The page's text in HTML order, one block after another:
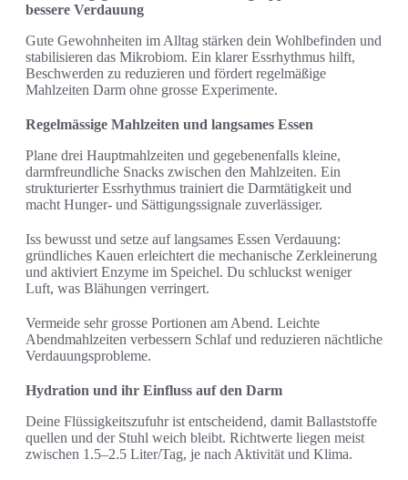
bessere Verdauung
Gute Gewohnheiten im Alltag stärken dein Wohlbefinden und
stabilisieren das Mikrobiom. Ein klarer Essrhythmus hilft,
Beschwerden zu reduzieren und fördert regelmäßige
Mahlzeiten Darm ohne grosse Experimente.
Regelmässige Mahlzeiten und langsames Essen
Plane drei Hauptmahlzeiten und gegebenenfalls kleine,
darmfreundliche Snacks zwischen den Mahlzeiten. Ein
strukturierter Essrhythmus trainiert die Darmtätigkeit und
macht Hunger- und Sättigungssignale zuverlässiger.
Iss bewusst und setze auf langsames Essen Verdauung:
gründliches Kauen erleichtert die mechanische Zerkleinerung
und aktiviert Enzyme im Speichel. Du schluckst weniger
Luft, was Blähungen verringert.
Vermeide sehr grosse Portionen am Abend. Leichte
Abendmahlzeiten verbessern Schlaf und reduzieren nächtliche
Verdauungsprobleme.
Hydration und ihr Einfluss auf den Darm
Deine Flüssigkeitszufuhr ist entscheidend, damit Ballaststoffe
quellen und der Stuhl weich bleibt. Richtwerte liegen meist
zwischen 1.5–2.5 Liter/Tag, je nach Aktivität und Klima.